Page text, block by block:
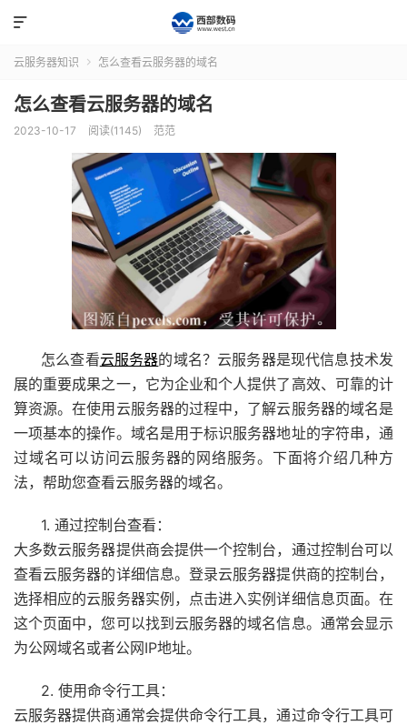

云服务器知识  怎么查看云服务器的域名
怎么查看云服务器的域名
2023-10-17 阅读(1145) 范范
怎么查看云服务器的域名？云服务器是现代信息技术发
展的重要成果之一，它为企业和个人提供了高效、可靠的计
算资源。在使用云服务器的过程中，了解云服务器的域名是
一项基本的操作。域名是用于标识服务器地址的字符串，通
过域名可以访问云服务器的网络服务。下面将介绍几种方
法，帮助您查看云服务器的域名。
1. 通过控制台查看：
大多数云服务器提供商会提供一个控制台，通过控制台可以
查看云服务器的详细信息。登录云服务器提供商的控制台，
选择相应的云服务器实例，点击进入实例详细信息页面。在
这个页面中，您可以找到云服务器的域名信息。通常会显示
为公网域名或者公网IP地址。
2. 使用命令行工具：
云服务器提供商通常会提供命令行工具，通过命令行工具可